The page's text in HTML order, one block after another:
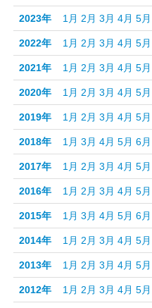
2023年 1月 2月 3月 4月 5月
2022年 1月 2月 3月 4月 5月
2021年 1月 2月 3月 4月 5月
2020年 1月 2月 3月 4月 5月
2019年 1月 2月 3月 4月 5月
2018年 1月 3月 4月 5月 6月
2017年 1月 2月 3月 4月 5月
2016年 1月 2月 3月 4月 5月
2015年 1月 3月 4月 5月 6月
2014年 1月 2月 3月 4月 5月
2013年 1月 2月 3月 4月 5月
2012年 1月 2月 3月 4月 5月